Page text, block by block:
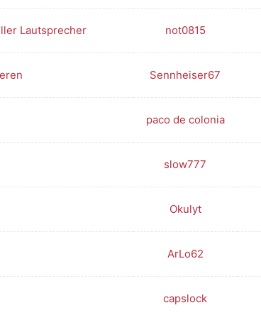
Lautsprecher not0815
Sennheiser67
paco de colonia
slow777
Okulyt
ArLo62
capslock